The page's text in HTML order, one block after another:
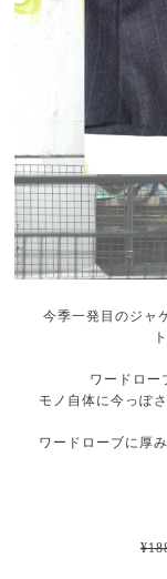
今季一発目のジャ
ワードロー
モノ自体に今っぽ
ワードローブに厚